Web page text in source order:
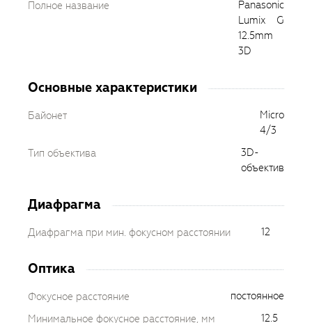
Полное название
Panasonic
Lumix G
12.5mm
3D
Основные характеристики
Байонет
Micro
4/3
Тип объектива
3D-
объектив
Диафрагма
Диафрагма при мин. фокусном расстоянии 12
Оптика
Фокусное расстояние
постоянное
Минимальное фокусное расстояние, мм
12.5